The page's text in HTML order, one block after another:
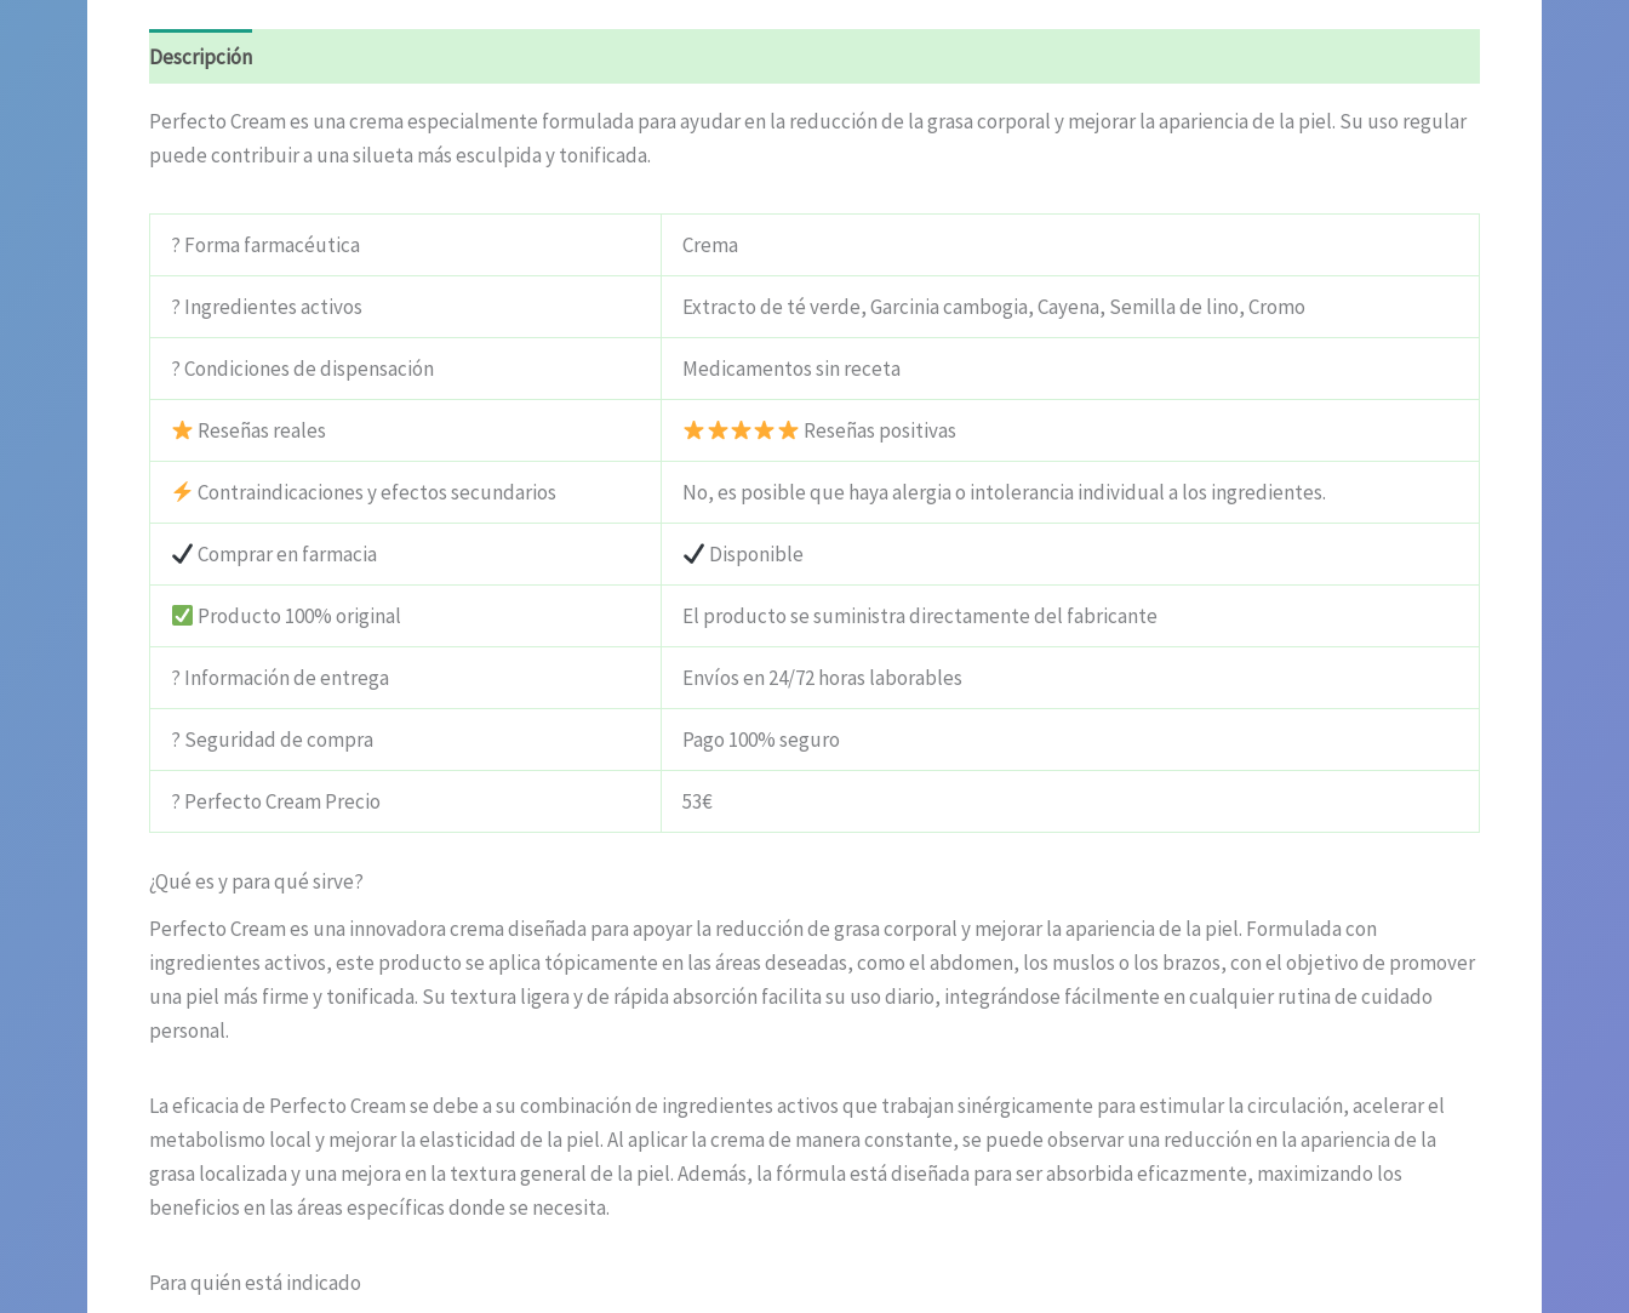
Descripción
Perfecto Cream es una crema especialmente formulada para ayudar en la reducción de la grasa corporal y mejorar la apariencia de la piel. Su uso regular
puede contribuir a una silueta más esculpida y tonificada.
? Forma farmacéutica Crema
? Ingredientes activos Extracto de té verde, Garcinia cambogia, Cayena, Semilla de lino, Cromo
? Condiciones de dispensación Medicamentos sin receta
Reseñas reales Reseñas positivas
Contraindicaciones y efectos secundarios No, es posible que haya alergia o intolerancia individual a los ingredientes.
Comprar en farmacia Disponible
Producto 100% original El producto se suministra directamente del fabricante
? Información de entrega Envíos en 24/72 horas laborables
? Seguridad de compra Pago 100% seguro
? Perfecto Cream Precio 53€
¿Qué es y para qué sirve?
Perfecto Cream es una innovadora crema diseñada para apoyar la reducción de grasa corporal y mejorar la apariencia de la piel. Formulada con
ingredientes activos, este producto se aplica tópicamente en las áreas deseadas, como el abdomen, los muslos o los brazos, con el objetivo de promover
una piel más firme y tonificada. Su textura ligera y de rápida absorción facilita su uso diario, integrándose fácilmente en cualquier rutina de cuidado
personal.
La eficacia de Perfecto Cream se debe a su combinación de ingredientes activos que trabajan sinérgicamente para estimular la circulación, acelerar el
metabolismo local y mejorar la elasticidad de la piel. Al aplicar la crema de manera constante, se puede observar una reducción en la apariencia de la
grasa localizada y una mejora en la textura general de la piel. Además, la fórmula está diseñada para ser absorbida eficazmente, maximizando los
beneficios en las áreas específicas donde se necesita.
Para quién está indicado